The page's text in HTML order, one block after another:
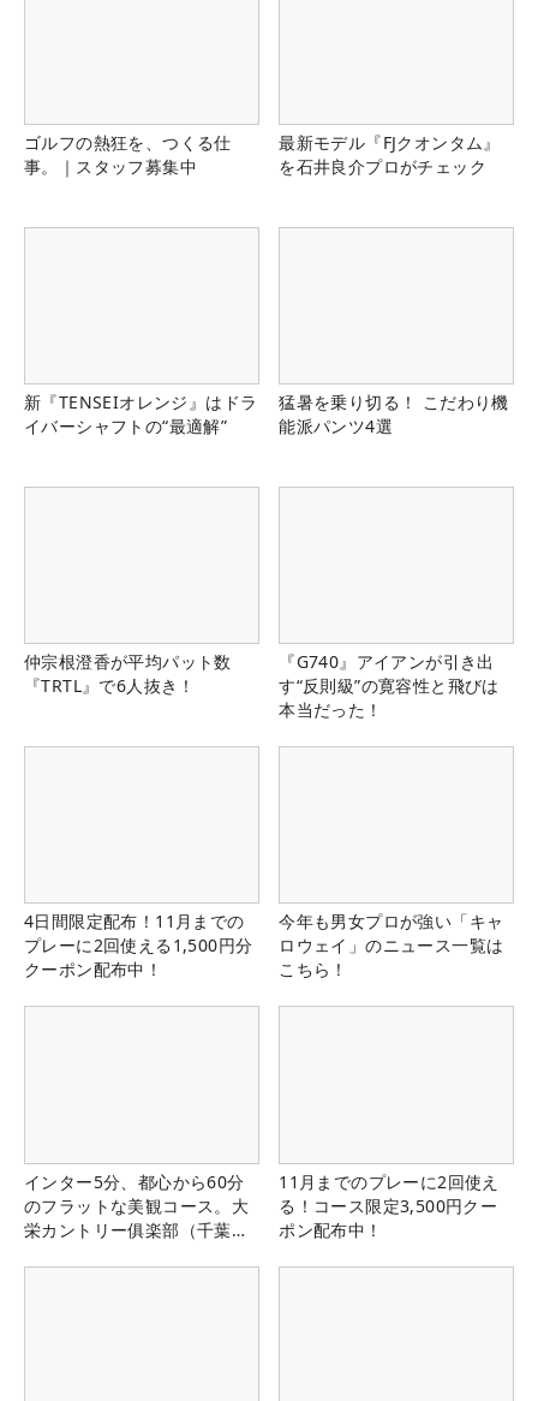
ゴルフの熱狂を、つくる仕
事。｜スタッフ募集中
最新モデル『FJクオンタム』
を石井良介プロがチェック
新『TENSEIオレンジ』はドラ
イバーシャフトの“最適解”
猛暑を乗り切る！ こだわり機
能派パンツ4選
仲宗根澄香が平均パット数
『TRTL』で6人抜き！
『G740』アイアンが引き出
す“反則級”の寛容性と飛びは
本当だった！
4日間限定配布！11月までの
プレーに2回使える1,500円分
クーポン配布中！
今年も男女プロが強い「キャ
ロウェイ」のニュース一覧は
こちら！
インター5分、都心から60分
のフラットな美観コース。大
栄カントリー俱楽部（千葉
11月までのプレーに2回使え
る！コース限定3,500円クー
ポン配布中！